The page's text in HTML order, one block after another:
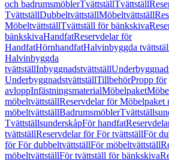
och badrumsmöblerTvättställTvättställ
TvättställDubbeltvättställMöbeltvättställ
MöbeltvättställTvättställ för bänkskiva
bänkskivaHandfatReservdelar för
HandfatHörnhandfatHalvinbyggda
Halvinbyggda
tvättställInbyggnadstvättställ
UnderbyggnadstvättställTillbehörPropp för
avloppInfästningsmaterialMöbelpaket
möbeltvättställReservdelar för Möbelpaket
möbeltvättställBadrumsmöbler
TvättställsunderskåpFör handfat
tvättställReservdelar för För tvättställFör
för För dubbeltvättställFör möbeltvättställ
möbeltvättställFör tvättställ för bänkskiva